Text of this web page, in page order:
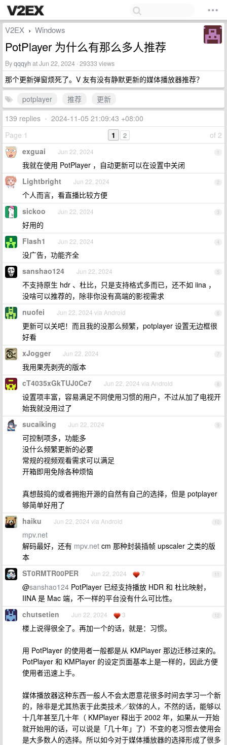
V2EX › Windows
PotPlayer 为什么有那么多人推荐
Byqqqyh at Jun 22, 2024 · 29333 views
那个更新弹窗烦死了。V 友有没有静默更新的媒体播放器推荐？
potplayer
推荐
更新
139 replies • 2024-11-05 21:09:43 +08:00
Page 1
of 2
1 2
1
exguai Jun 22, 2024
我就在使用 PotPlayer ，自动更新可以在设置中关闭
2
Lightbright Jun 22, 2024
个人而言，看直播比较方便
3
sickoo Jun 22, 2024
好用的
4
Flash1 Jun 22, 2024
没广告，功能齐全
5
sanshao124 Jun 22, 2024
不支持原生 hdr 、杜比，只是支持格式多而已，还不如 iina ，
没啥可以推荐的，除非你没有高端的影视需求
6
nuofei Jun 22, 2024 via Android
更新可以关吧！而且我的没那么频繁，potplayer 设置无边框很
好看
7
xJogger Jun 22, 2024
我用果壳剥壳的版本
8
cT4035xGkTUJ0Ce7 Jun 22, 2024 via Android
设置项丰富，容易满足不同使用习惯的用户，不过从加了电视开
始我就没用过了
9
sucaiking Jun 22, 2024
可控制项多，功能多
没什么频繁更新的必要
常规的视频观看需求可以满足
开箱即用免除各种烦恼
真想鼓捣的或者拥抱开源的自然有自己的选择，但是 potplayer
够简单好用了
10
haiku Jun 22, 2024 via Android
mpv.net
解码最好，还有 mpv.net cm 那种封装插帧 upscaler 之类的版
本
11
ST0RMTR00PER Jun 22, 2024 7
@sanshao124 PotPlayer 已经支持播放 HDR 和 杜比映射，
IINA 是 Mac 端，不一样的平台没有什么可比性。
12
chutsetien Jun 22, 2024 3
楼上说得很全了。再加一个的话，就是：习惯。
用 PotPlayer 的使用者一般都是从 KMPlayer 那边迁移过来的。
PotPlayer 和 KMPlayer 的设定页面基本上是一样的，因此方便
使用者迅速上手。
媒体播放器这种东西一般人不会太愿意花很多时间去学习一个新
的，除非是尤其热衷于此类技术／软体的人，不然的话，能够以
十几年甚至几十年（ KMPlayer 释出于 2002 年，如果从一开始
就开始用的话，可以说是「几十年」了）不变的老习惯去使用会
是大多数人的选择。所以如今对于媒体播放器的选择形成了很多